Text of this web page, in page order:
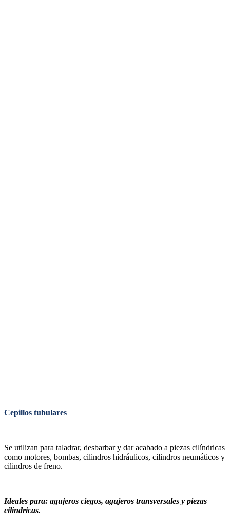
Cepillos tubulares
Se utilizan para taladrar, desbarbar y dar acabado a piezas cilíndricas
como motores, bombas, cilindros hidráulicos, cilindros neumáticos y
cilindros de freno.
Ideales para: agujeros ciegos, agujeros transversales y piezas
cilíndricas.